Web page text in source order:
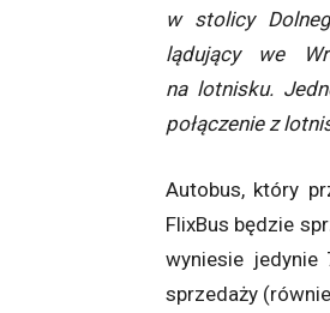
w stolicy
lądujący we
na lotnisku.
połączenie z
Autobus, który
FlixBus będzie
wyniesie jedynie
sprzedaży